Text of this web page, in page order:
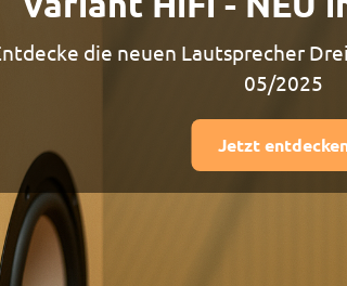
die neuen Lautsprecher
05/2025
Jetzt